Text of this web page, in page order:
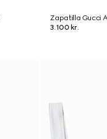
Zapatilla Gucci
3.100 kr.